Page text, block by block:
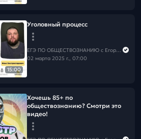
15:00
Уголовный процесс
ЕГЭ ПО ОБЩЕСТВОЗНАНИЮ c Егором Кантом
02 марта 2025 г., 07:00
Хочешь 85+ по
обществознанию? Смотри это
видео!